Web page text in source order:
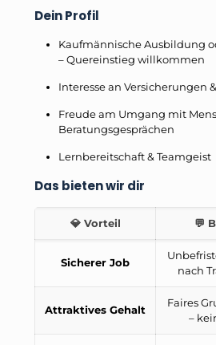
Dein Profil
Kaufmännische Ausbildung
– Quereinstieg willkommen
Interesse an Versicherungen
Freude am Umgang mit
Beratungsgesprächen
Lernbereitschaft & Teamgeist
Das bieten wir dir
💎 Vorteil 💬
Sicherer Job
nach
Attraktives Gehalt
Faires
–